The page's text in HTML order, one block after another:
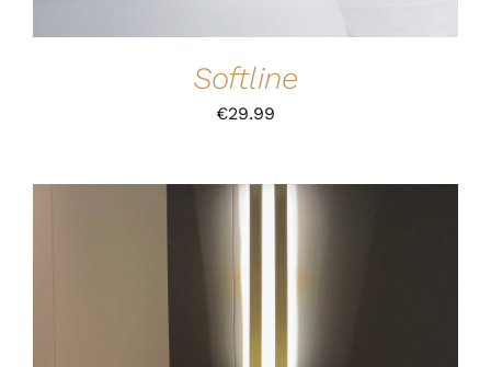
Softline
€29.99